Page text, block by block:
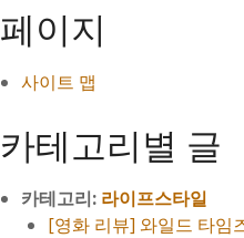
페이지
사이트 맵
카테고리별 글
카테고리: 라이프스타일
[영화 리뷰] 와일드 타임